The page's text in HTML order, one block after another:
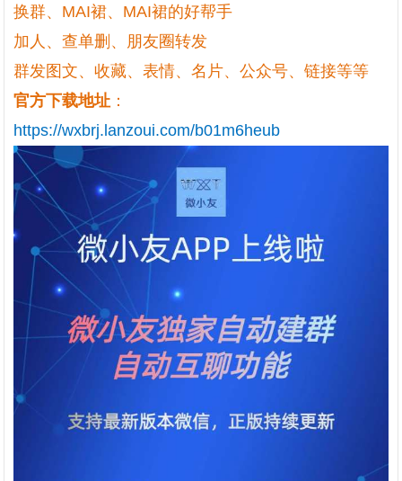
换群、MAI裙、MAI裙的好帮手
加人、查单删、朋友圈转发
群发图文、收藏、表情、名片、公众号、链接等等
官方下载地址 ：
https://wxbrj.lanzoui.com/b01m6heub